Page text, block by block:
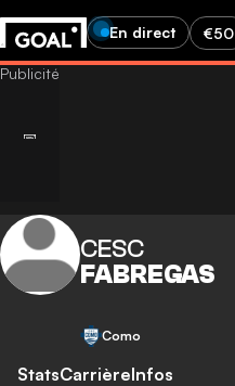
En direct €50
CESC
FABREGAS
Como
StatsCarrièreInfos